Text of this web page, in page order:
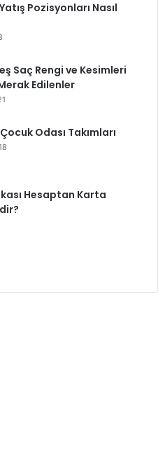
Pozisyonları Nasıl
Saç Rengi ve Kesimleri
Edilenler
Odası Takımları
Hesaptan Karta